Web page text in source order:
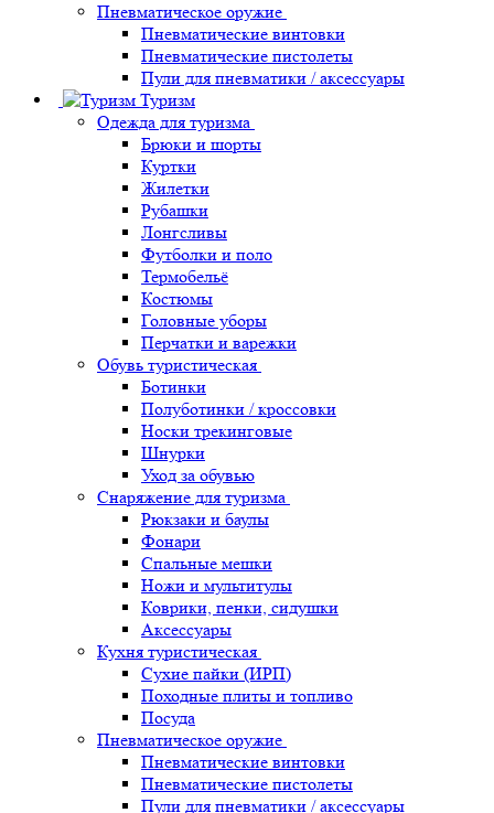
Пневматическое оружие
Пневматические винтовки
Пневматические пистолеты
Пули для пневматики / аксессуары
Туризм
Одежда для туризма
Брюки и шорты
Куртки
Жилетки
Рубашки
Лонгсливы
Футболки и поло
Термобельё
Костюмы
Головные уборы
Перчатки и варежки
Обувь туристическая
Ботинки
Полуботинки / кроссовки
Носки трекинговые
Шнурки
Уход за обувью
Снаряжение для туризма
Рюкзаки и баулы
Фонари
Спальные мешки
Ножи и мультитулы
Коврики, пенки, сидушки
Аксессуары
Кухня туристическая
Сухие пайки (ИРП)
Походные плиты и топливо
Посуда
Пневматическое оружие
Пневматические винтовки
Пневматические пистолеты
Пули для пневматики / аксессуары